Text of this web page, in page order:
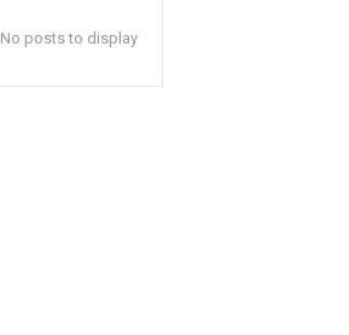
No posts to display